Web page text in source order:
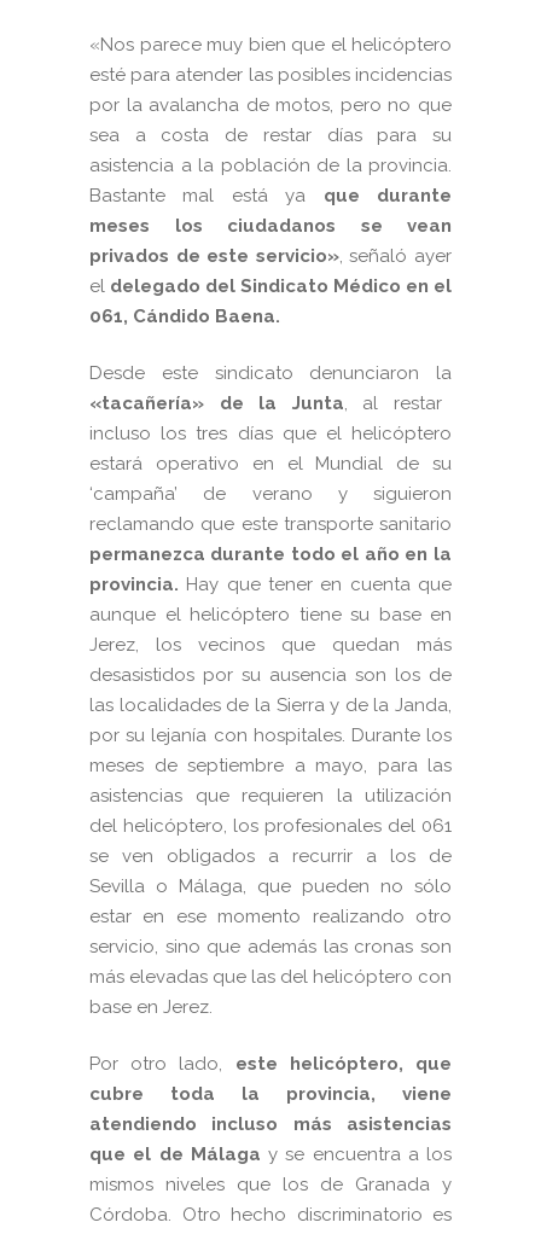
«Nos parece muy bien que el helicóptero
esté para atender las posibles incidencias
por la avalancha de motos, pero no que
sea a costa de restar días para su
asistencia a la población de la provincia.
Bastante mal está ya que durante
meses los ciudadanos se vean
privados de este servicio», señaló ayer
el delegado del Sindicato Médico en el
061, Cándido Baena.
Desde este sindicato denunciaron la
«tacañería» de la Junta, al restar
incluso los tres días que el helicóptero
estará operativo en el Mundial de su
‘campaña’ de verano y siguieron
reclamando que este transporte sanitario
permanezca durante todo el año en la
provincia. Hay que tener en cuenta que
aunque el helicóptero tiene su base en
Jerez, los vecinos que quedan más
desasistidos por su ausencia son los de
las localidades de la Sierra y de la Janda,
por su lejanía con hospitales. Durante los
meses de septiembre a mayo, para las
asistencias que requieren la utilización
del helicóptero, los profesionales del 061
se ven obligados a recurrir a los de
Sevilla o Málaga, que pueden no sólo
estar en ese momento realizando otro
servicio, sino que además las cronas son
más elevadas que las del helicóptero con
base en Jerez.
Por otro lado, este helicóptero, que
cubre toda la provincia, viene
atendiendo incluso más asistencias
que el de Málaga y se encuentra a los
mismos niveles que los de Granada y
Córdoba. Otro hecho discriminatorio es